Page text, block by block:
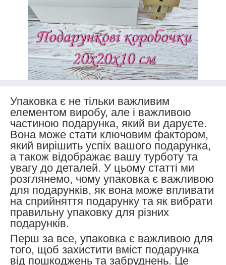
Упаковка є не тільки важливим
елементом виробу, але і важливою
частиною подарунка, який ви даруєте.
Вона може стати ключовим фактором,
який вирішить успіх вашого подарунка,
а також відображає вашу турботу та
увагу до деталей. У цьому статті ми
розглянемо, чому упаковка є важливою
для подарунків, як вона може впливати
на сприйняття подарунку та як вибрати
правильну упаковку для різних
подарунків.
Перш за все, упаковка є важливою для
того, щоб захистити вміст подарунка
від пошкоджень та забруднень. Це